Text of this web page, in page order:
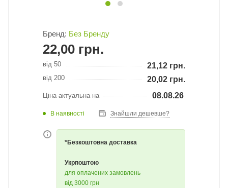
Бренд: Без Бренду
22,00 грн.
від 50 21,12 грн.
від 200 20,02 грн.
Ціна актуальна на 08.08.26
В наявності Знайшли дешевше?
*Безкоштовна доставка
Укрпоштою
для оплачених замовлень
від 3000 грн